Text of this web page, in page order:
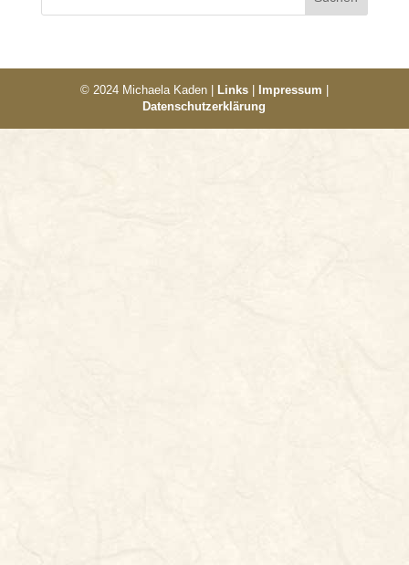
© 2024 Michaela Kaden | Links| Impressum
Datenschutzerklärung